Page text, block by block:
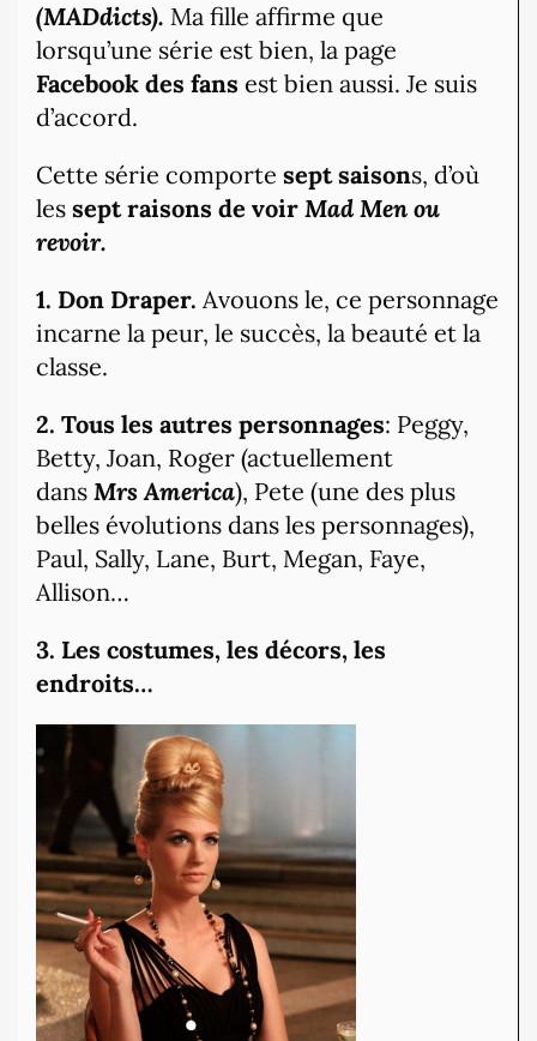
(MADdicts). Ma fille affirme que
lorsqu’une série est bien, la page
Facebook des fans est bien aussi. Je suis
d’accord.
Cette série comporte sept saisons, d’où
les sept raisons de voir Mad Men ou
revoir.
1. Don Draper. Avouons le, ce personnage
incarne la peur, le succès, la beauté et la
classe.
2. Tous les autres personnages: Peggy,
Betty, Joan, Roger (actuellement
dans Mrs America), Pete (une des plus
belles évolutions dans les personnages),
Paul, Sally, Lane, Burt, Megan, Faye,
Allison…
3. Les costumes, les décors, les
endroits…